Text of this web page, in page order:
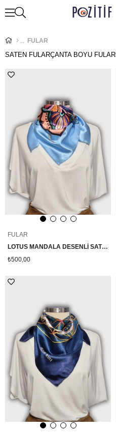
FULAR
SATEN FULARÇANTA BOYU FULAR
FULAR
LOTUS MANDALA DESENLİ SATEN MAVİ FULAR
₺500,00